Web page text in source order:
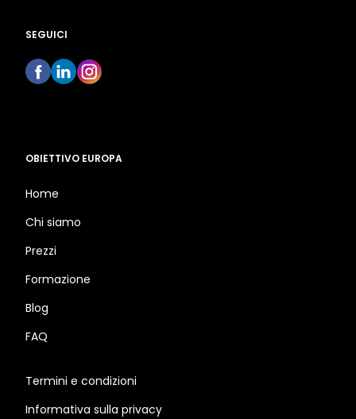
SEGUICI
OBIETTIVO EUROPA
Home
Chi siamo
Prezzi
Formazione
Blog
FAQ
Termini e condizioni
Informativa sulla privacy